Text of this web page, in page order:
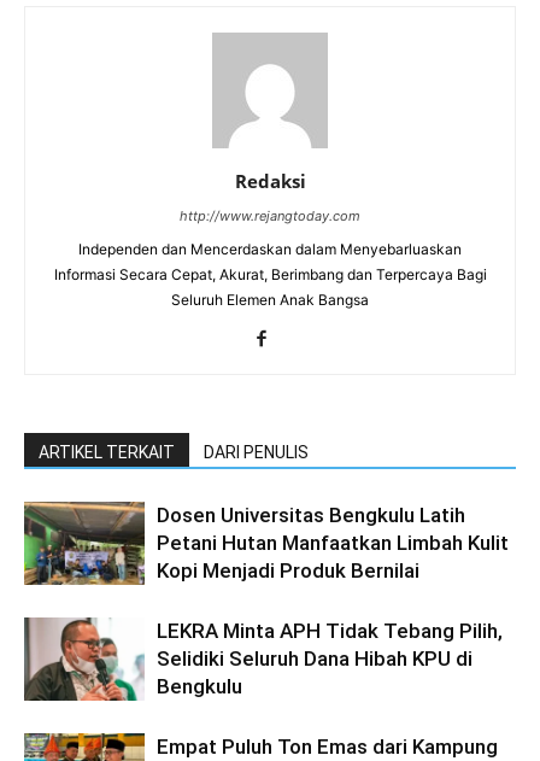
Redaksi
http://www.rejangtoday.com
Independen dan Mencerdaskan dalam Menyebarluaskan
Informasi Secara Cepat, Akurat, Berimbang dan Terpercaya Bagi
Seluruh Elemen Anak Bangsa
ARTIKEL TERKAIT DARI PENULIS
Dosen Universitas Bengkulu Latih
Petani Hutan Manfaatkan Limbah Kulit
Kopi Menjadi Produk Bernilai
LEKRA Minta APH Tidak Tebang Pilih,
Selidiki Seluruh Dana Hibah KPU di
Bengkulu
Empat Puluh Ton Emas dari Kampung